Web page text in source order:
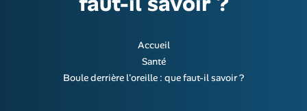
Accueil
Santé
Boule derrière l'oreille : que faut-il savoir ?